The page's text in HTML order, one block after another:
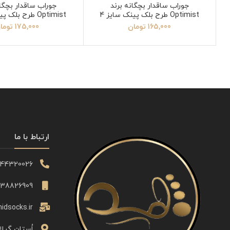
جوراب ساقدار بچگانه برند
Optimist طرح بلک پینک سایز 4
165,000 تومان
جوراب ساقدار
Optimist طرح بلک پینک سایز 6
175,000
ارتباط با ما